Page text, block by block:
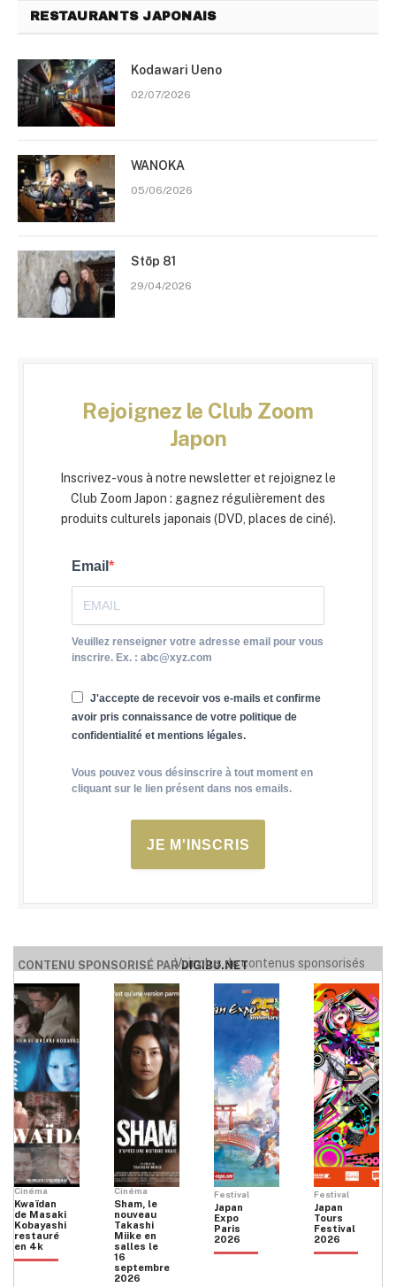
RESTAURANTS JAPONAIS
Kodawari Ueno
02/07/2026
WANOKA
05/06/2026
Stōp 81
29/04/2026
Rejoignez le Club Zoom
Japon
Inscrivez-vous à notre newsletter et rejoignez le
Club Zoom Japon : gagnez régulièrement des
produits culturels japonais (DVD, places de ciné).
Email
Veuillez renseigner votre adresse email pour vous
inscrire. Ex. : abc@xyz.com
J'accepte de recevoir vos e-mails et confirme
avoir pris connaissance de votre politique de
confidentialité et mentions légales.
Vous pouvez vous désinscrire à tout moment en
cliquant sur le lien présent dans nos emails.
JE M'INSCRIS
CONTENU SPONSORISÉ PARDIGIBU.NET
Voir plus de contenus sponsorisés
Cinéma
Kwaïdan
de Masaki
Kobayashi
restauré
en 4k
Cinéma
Sham, le
nouveau
Takashi
Miike en
salles le
16
septembre
2026
Festival
Japan
Expo
Paris
2026
Festival
Japan
Tours
Festival
2026